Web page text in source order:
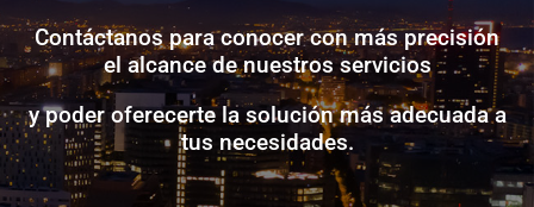
Contáctanos para conocer con más precisión
el alcance de nuestros servicios
y poder oferecerte la solución más adecuada a
tus necesidades.